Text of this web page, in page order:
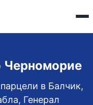
Черноморие
в Балчик,
Генерал